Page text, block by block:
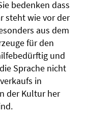
bedenken dass
steht wie vor der
aus dem
für den
und
Sprache nicht
in
der Kultur her